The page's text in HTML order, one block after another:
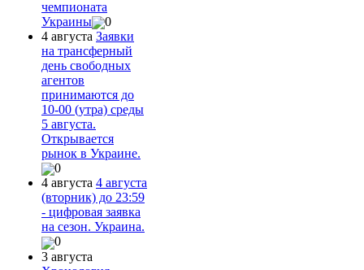
чемпионата
Украины
0
4 августа Заявки
на трансферный
день свободных
агентов
принимаются до
10-00 (утра) среды
5 августа.
Открывается
рынок в Украине.
0
4 августа 4 августа
(вторник) до 23:59
- цифровая заявка
на сезон. Украина.
0
3 августа